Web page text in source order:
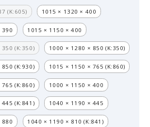
(K:605) 1015 × 1320 × 400
390 1015 × 1150 × 400
(K:350) 1000 × 1280 × 850 (K:350)
(K:930) 1015 × 1150 × 765 (K:860)
(K:860) 1000 × 1150 × 400
(K:841) 1040 × 1190 × 445
880 1040 × 1190 × 810 (K:841)